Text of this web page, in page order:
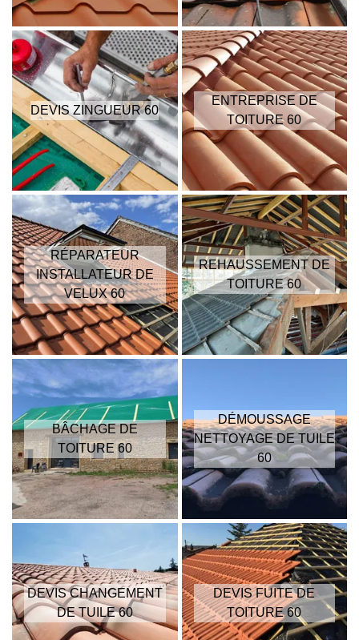
DEVIS ZINGUEUR 60
ENTREPRISE DE
TOITURE 60
RÉPARATEUR
INSTALLATEUR DE
VELUX 60
REHAUSSEMENT DE
TOITURE 60
BÂCHAGE DE
TOITURE 60
DÉMOUSSAGE
NETTOYAGE DE TUILE
60
DEVIS CHANGEMENT
DE TUILE 60
DEVIS FUITE DE
TOITURE 60